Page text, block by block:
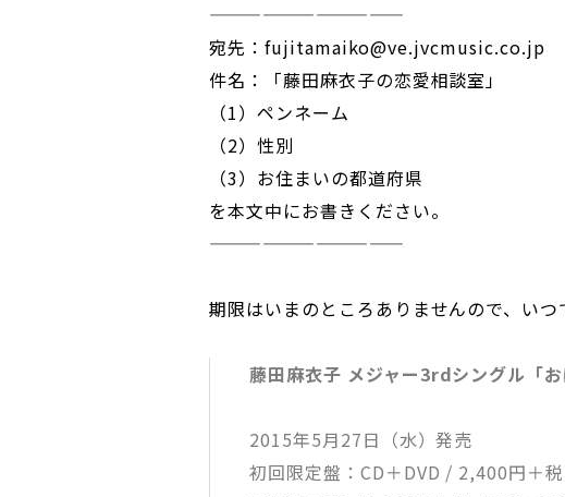
———————————
宛先：fujitamaiko@ve.jvcmusic.co.jp
件名：「藤田麻衣子の恋愛相談室」
（1）ペンネーム
（2）性別
（3）お住まいの都道府県
を本文中にお書きください。
———————————
期限はいまのところありませんので、いつ
藤田麻衣子 メジャー3rdシングル「お
2015年5月27日（水）発売
初回限定盤：CD＋DVD / 2,400円＋